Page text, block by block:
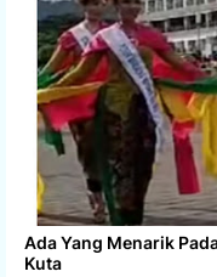
Ada Yang Menarik
Kuta